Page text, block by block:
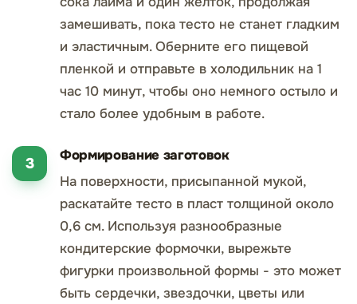
замешивать, пока тесто не станет гладким
и эластичным. Оберните его пищевой
пленкой и отправьте в холодильник на 1
час 10 минут, чтобы оно немного остыло и
стало более удобным в работе.
Формирование заготовок
На поверхности, присыпанной мукой,
раскатайте тесто в пласт толщиной около
0,6 см. Используя разнообразные
кондитерские формочки, вырежьте
фигурки произвольной формы - это может
быть сердечки, звездочки, цветы или